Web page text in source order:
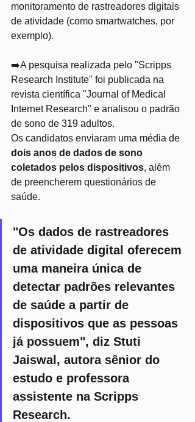
monitoramento de rastreadores digitais
de atividade (como smartwatches, por
exemplo).
➡️A pesquisa realizada pelo "Scripps
Research Institute" foi publicada na
revista científica "Journal of Medical
Internet Research" e analisou o padrão
de sono de 319 adultos.
Os candidatos enviaram uma média de
dois anos de dados de sono
coletados pelos dispositivos, além
de preencherem questionários de
saúde.
"Os dados de rastreadores
de atividade digital oferecem
uma maneira única de
detectar padrões relevantes
de saúde a partir de
dispositivos que as pessoas
já possuem", diz Stuti
Jaiswal, autora sênior do
estudo e professora
assistente na Scripps
Research.